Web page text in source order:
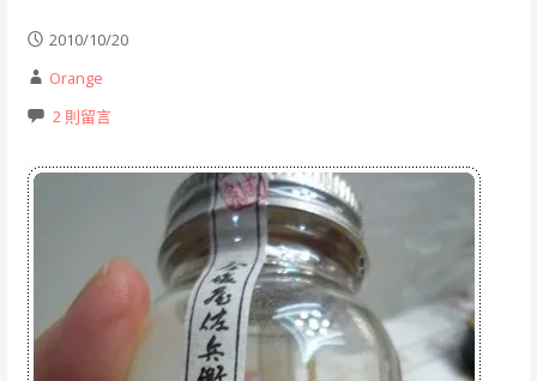
2010/10/20
Orange
2 則留言